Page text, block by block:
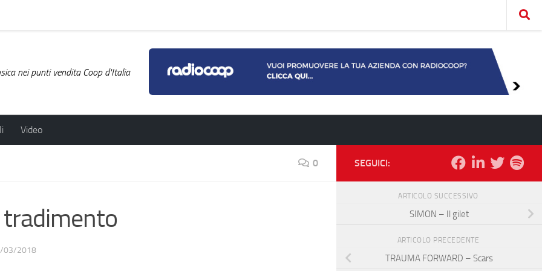
nei punti vendita Coop d'Italia
Video
0
tradimento
03/2018
SEGUICI:
ARTICOLO SUCCESSIVO
SIMON – Il gilet
ARTICOLO PRECEDENTE
TRAUMA FORWARD – Scars